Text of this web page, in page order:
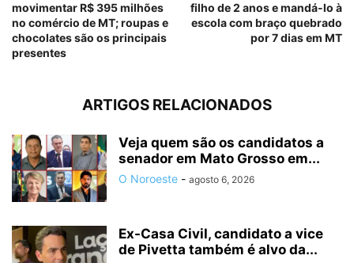
movimentar R$ 395 milhões
no comércio de MT; roupas e
chocolates são os principais
presentes
filho de 2 anos e mandá-lo à
escola com braço quebrado
por 7 dias em MT
ARTIGOS RELACIONADOS
Veja quem são os candidatos a
senador em Mato Grosso em...
O Noroeste - agosto 6, 2026
Ex-Casa Civil, candidato a vice
de Pivetta também é alvo da...